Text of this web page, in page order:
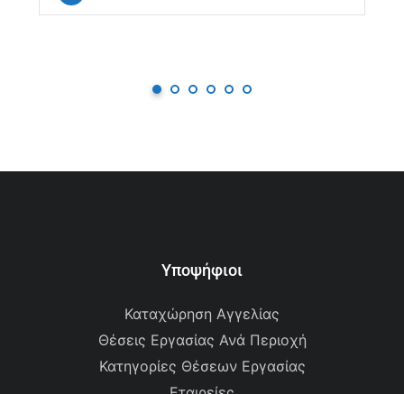
Υποψήφιοι
Καταχώρηση Αγγελίας
Θέσεις Εργασίας Ανά Περιοχή
Κατηγορίες Θέσεων Εργασίας